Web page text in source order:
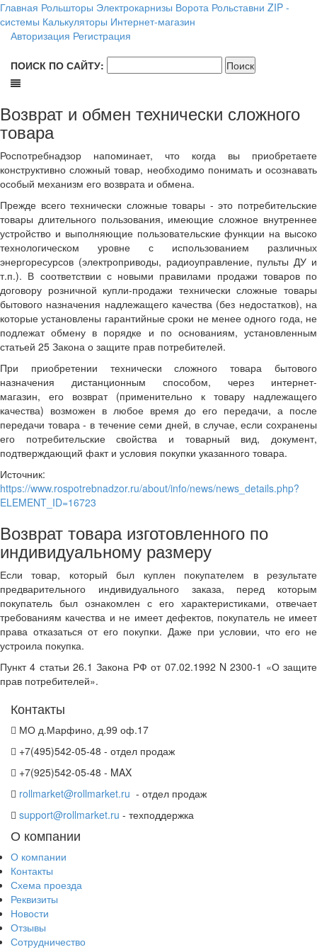
Главная Рольшторы Электрокарнизы Ворота Рольставни ZIP -
системы Калькуляторы Интернет-магазин
Авторизация Регистрация
ПОИСК ПО САЙТУ:
Возврат и обмен технически сложного
товара
Роспотребнадзор напоминает, что когда вы приобретаете
конструктивно сложный товар, необходимо понимать и осознавать
особый механизм его возврата и обмена.
Прежде всего технически сложные товары - это потребительские
товары длительного пользования, имеющие сложное внутреннее
устройство и выполняющие пользовательские функции на высоко
технологическом уровне с использованием различных
энергоресурсов (электроприводы, радиоуправление, пульты ДУ и
т.п.). В соответствии с новыми правилами продажи товаров по
договору розничной купли-продажи технически сложные товары
бытового назначения надлежащего качества (без недостатков), на
которые установлены гарантийные сроки не менее одного года, не
подлежат обмену в порядке и по основаниям, установленным
статьей 25 Закона о защите прав потребителей.
При приобретении технически сложного товара бытового
назначения дистанционным способом, через интернет-
магазин, его возврат (применительно к товару надлежащего
качества) возможен в любое время до его передачи, а после
передачи товара - в течение семи дней, в случае, если сохранены
его потребительские свойства и товарный вид, документ,
подтверждающий факт и условия покупки указанного товара.
Источник:
https://www.rospotrebnadzor.ru/about/info/news/news_details.php?
ELEMENT_ID=16723
Возврат товара изготовленного по
индивидуальному размеру
Если товар, который был куплен покупателем в результате
предварительного индивидуального заказа, перед которым
покупатель был ознакомлен с его характеристиками, отвечает
требованиям качества и не имеет дефектов, покупатель не имеет
права отказаться от его покупки. Даже при условии, что его не
устроила покупка.
Пункт 4 статьи 26.1 Закона РФ от 07.02.1992 N 2300-1 «О защите
прав потребителей».
Контакты
МО д.Марфино, д.99 оф.17
+7(495)542-05-48 - отдел продаж
+7(925)542-05-48 - MAX
rollmarket@rollmarket.ru - отдел продаж
support@rollmarket.ru - техподдержка
О компании
О компании
Контакты
Схема проезда
Реквизиты
Новости
Отзывы
Сотрудничество